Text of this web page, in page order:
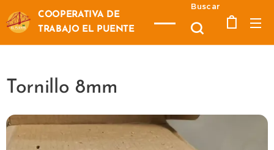
COOPERATIVA DE
TRABAJO EL PUENTE
Buscar
Tornillo 8mm